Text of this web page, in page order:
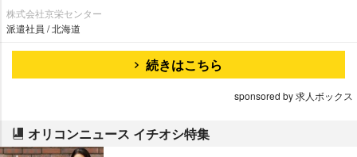
株式会社京栄センター
派遣社員 / 北海道
続きはこちら
sponsored by 求人ボックス
オリコンニュース イチオシ特集